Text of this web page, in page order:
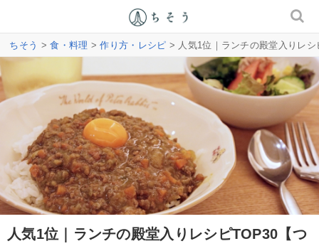
ちそう >食・料理 >作り方・レシピ > 人気1位｜ランチの殿堂入りレ
人気1位｜ランチの殿堂入りレシピTOP30【つ